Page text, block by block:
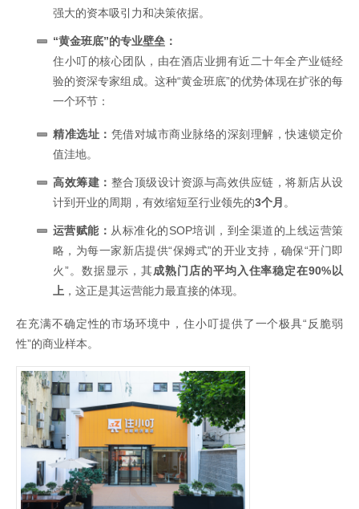
强大的资本吸引力和决策依据。
“黄金班底”的专业壁垒：
住小叮的核心团队，由在酒店业拥有近二十年全产业链经
验的资深专家组成。这种“黄金班底”的优势体现在扩张的每
一个环节：
精准选址： 凭借对城市商业脉络的深刻理解，快速锁定价
值洼地。
高效筹建： 整合顶级设计资源与高效供应链，将新店从设
计到开业的周期，有效缩短至行业领先的3个月 。
运营赋能： 从标准化的SOP培训，到全渠道的上线运营策
略，为每一家新店提供“保姆式”的开业支持，确保“开门即
火”。数据显示，其成熟门店的平均入住率稳定在90%以
上 ，这正是其运营能力最直接的体现。
在充满不确定性的市场环境中，住小叮提供了一个极具“反脆弱
性”的商业样本。